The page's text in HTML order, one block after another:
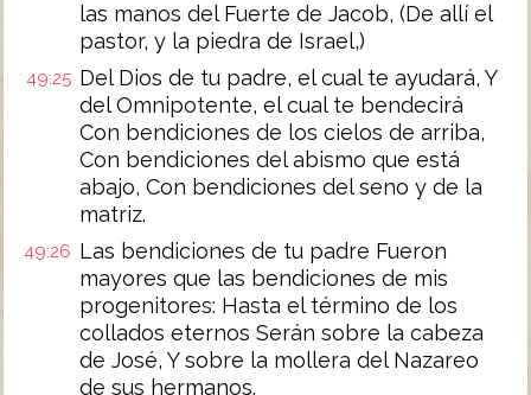
las manos del Fuerte de Jacob, (De allí el
pastor, y la piedra de Israel,)
49:25 Del Dios de tu padre, el cual te ayudará, Y
del Omnipotente, el cual te bendecirá
Con bendiciones de los cielos de arriba,
Con bendiciones del abismo que está
abajo, Con bendiciones del seno y de la
matriz.
49:26 Las bendiciones de tu padre Fueron
mayores que las bendiciones de mis
progenitores: Hasta el término de los
collados eternos Serán sobre la cabeza
de José, Y sobre la mollera del Nazareo
de sus hermanos.